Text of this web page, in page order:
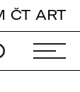
ČT ART